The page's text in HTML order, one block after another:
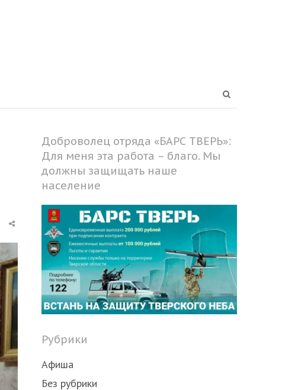
Share
post
Доброволец отряда «БАРС ТВЕРЬ»:
Для меня эта работа – благо. Мы
должны защищать наше
население
Рубрики
Афиша
Без рубрики